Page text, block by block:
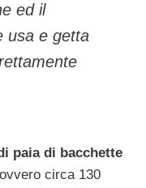
ed il
usa e getta
paia di bacchette
circa 130